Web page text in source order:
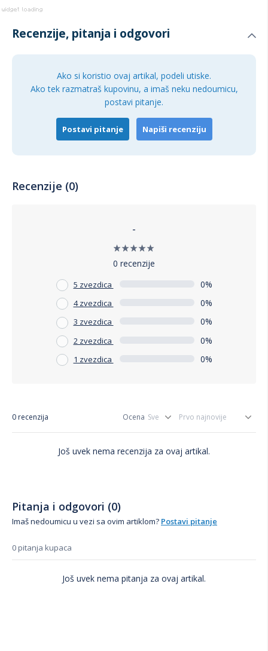
HANAH HOME Cipelarnik Prag je savršeno rešenje za sve
koji žele da održe svoj prostor urednim i organizovanim, bez
kompromisa na stilu i kvalitetu. Investirajte u ovaj cipelarnik i
uživajte u savršeno organizovanom prostoru za obuću.
Recenzije, pitanja i odgovori
Ako si koristio ovaj artikal, podeli utiske.
Ako tek razmatraš kupovinu, a imaš neku nedoumicu,
postavi pitanje.
Postavi pitanje Napiši recenziju
Recenzije (0)
-
0 recenzije
5 zvezdica 0%
4 zvezdica 0%
3 zvezdica 0%
2 zvezdica 0%
1 zvezdica 0%
0 recenzija Ocena
Još uvek nema recenzija za ovaj artikal.
Pitanja i odgovori (0)
Imaš nedoumicu u vezi sa ovim artiklom? Postavi pitanje
0 pitanja kupaca
Još uvek nema pitanja za ovaj artikal.